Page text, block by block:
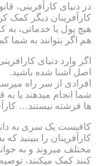
در دنیای کارآفرینی،
کارآفرینان دیگر
هیچ پول یا خدماتی، به
هم اگر بتوانند به شما
اگر وارد دنیای
اصل آشنا شده باشید.
افرادی از سر راه
شما انجام میدهند یا
ها فرشته نیستند…
کافیست یک سری به
کارآفرینان را ببینید
مختلف میروند و به
کنند کمک میکنند،